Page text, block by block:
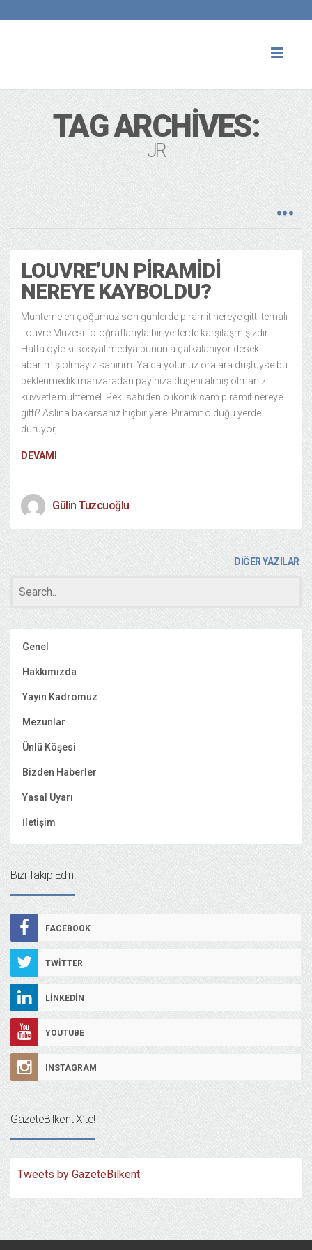
TAG ARCHIVES:
JR
LOUVRE’UN PIRAMIDI
NEREYE KAYBOLDU?
Muhtemelen çoğumuz son günlerde piramit nereye gitti temalı
Louvre Müzesi fotoğraflarıyla bir yerlerde karşılaşmışızdır.
Hatta öyle ki sosyal medya bununla çalkalanıyor desek
abartmış olmayız sanırım. Ya da yolunuz oralara düştüyse bu
beklenmedik manzaradan payınıza düşeni almış olmanız
kuvvetle muhtemel. Peki sahiden o ikonik cam piramit nereye
gitti? Aslına bakarsanız hiçbir yere. Piramit olduğu yerde
duruyor,
DEVAMI
Gülin Tuzcuoğlu
DİĞER YAZILAR
Genel
Hakkımızda
Yayın Kadromuz
Mezunlar
Ünlü Köşesi
Bizden Haberler
Yasal Uyarı
İletişim
Bizi Takip Edin!
FACEBOOK
TWITTER
LINKEDIN
YOUTUBE
INSTAGRAM
GazeteBilkent X’te!
Tweets by GazeteBilkent